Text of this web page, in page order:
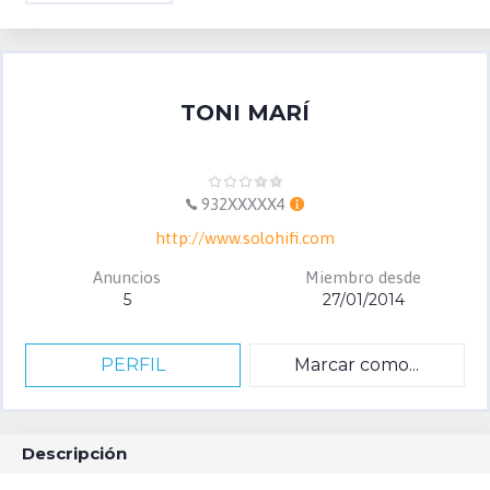
TONI MARÍ
932XXXXX4
http://www.solohifi.com
Anuncios
5
Miembro desde
27/01/2014
PERFIL Marcar como...
Descripción